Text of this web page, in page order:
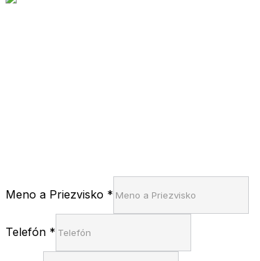
Meno a Priezvisko *
Telefón *